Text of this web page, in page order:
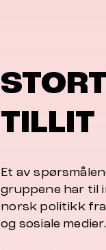
TILLIT
Et av
gruppene har til
norsk politikk
og sosiale medier.